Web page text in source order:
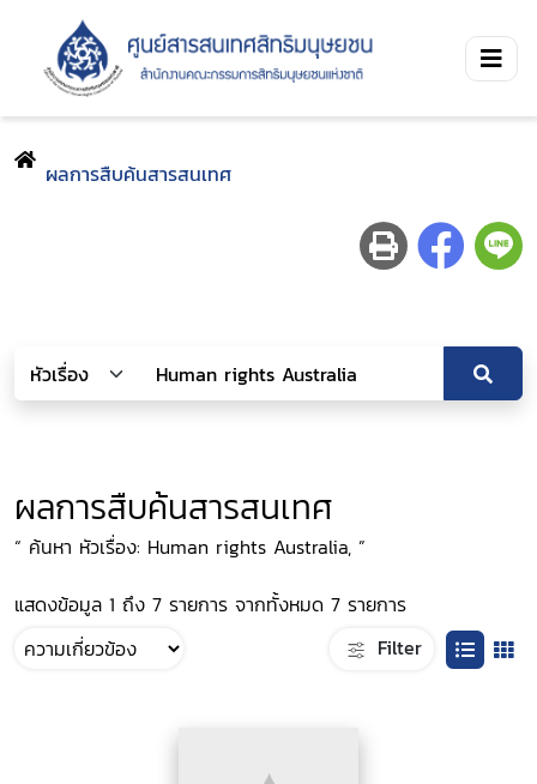
ผลการสืบค้นสารสนเทศ
ผลการสืบค้นสารสนเทศ
“ ค้นหา หัวเรื่อง: Human rights Australia, ”
แสดงข้อมูล 1 ถึง 7 รายการ จากทั้งหมด 7 รายการ
Filter